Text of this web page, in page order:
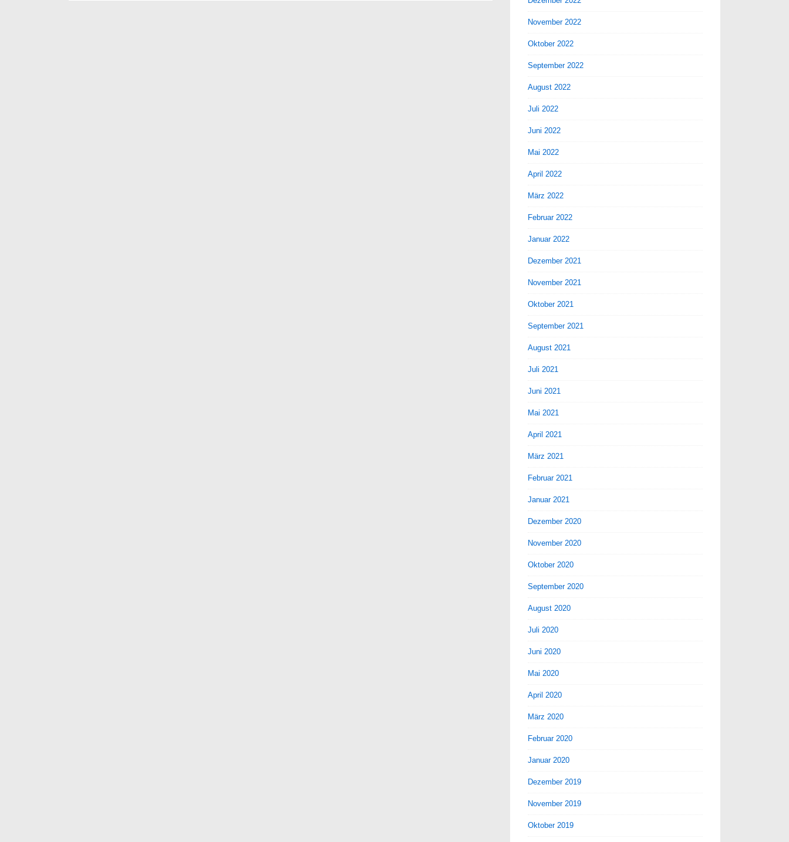
November 2022
Oktober 2022
September 2022
August 2022
Juli 2022
Juni 2022
Mai 2022
April 2022
März 2022
Februar 2022
Januar 2022
Dezember 2021
November 2021
Oktober 2021
September 2021
August 2021
Juli 2021
Juni 2021
Mai 2021
April 2021
März 2021
Februar 2021
Januar 2021
Dezember 2020
November 2020
Oktober 2020
September 2020
August 2020
Juli 2020
Juni 2020
Mai 2020
April 2020
März 2020
Februar 2020
Januar 2020
Dezember 2019
November 2019
Oktober 2019